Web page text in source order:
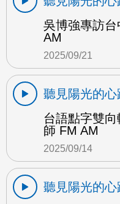
吳博強專訪
AM
2025/09/21
聽見陽光的心
台語點字雙
師 FM AM
2025/09/14
聽見陽光的心